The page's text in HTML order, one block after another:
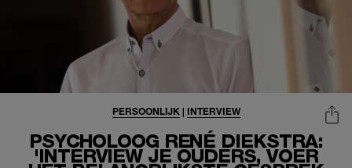
PSYCHOLOOG RENÉ DIEKSTRA:
'INTERVIEW JE OUDERS, VOER
PERSOONLIJK | INTERVIEW